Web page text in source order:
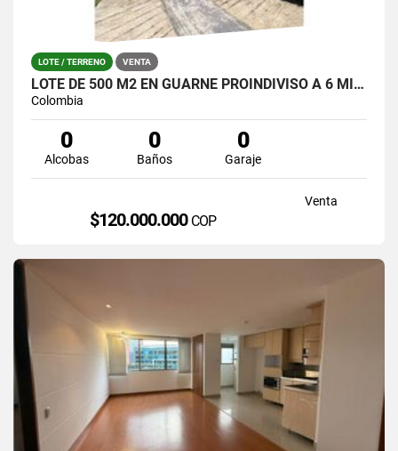
LOTE / TERRENO VENTA
LOTE DE 500 M2 EN GUARNE PROINDIVISO A 6 MINUTOS DE LA AUTOPISTA
Colombia
0
Alcobas
0
Baños
0
Garaje
Venta
$120.000.000 COP